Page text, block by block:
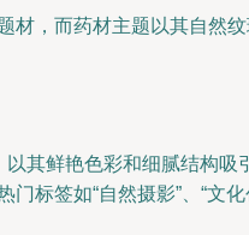
，而药材主题以其自然纹
其鲜艳色彩和细腻结构吸
标签如“自然摄影”、“文化